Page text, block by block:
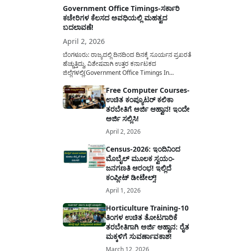
Government Office Timings-ಸರ್ಕಾರಿ
ಕಚೇರಿಗಳ ಕೆಲಸದ ಅವಧಿಯಲ್ಲಿ ಮಹತ್ವದ
ಬದಲಾವಣೆ!
April 2, 2026
ಬೆಂಗಳೂರು: ರಾಜ್ಯದಲ್ಲಿ ದಿನದಿಂದ ದಿನಕ್ಕೆ ಸೂರ್ಯನ ಪ್ರಖರತೆ
ಹೆಚ್ಚುತ್ತಿದ್ದು, ವಿಶೇಷವಾಗಿ ಉತ್ತರ ಕರ್ನಾಟಕದ
ಜಿಲ್ಲೆಗಳಲ್ಲಿ(Government Office Timings In
ಹಿನ್ನೆಲೆಯಲ್ಲಿ ಸರ್ಕಾರಿ ನೌಕರರ ಹಿತದೃಷ್ಟಿಯಿಂದ ಹಾಗೂ
ಸಾರ್ವಜನಿಕರ ಅನುಕೂಲಕ್ಕಾಗಿ ಕರ್ನಾಟಕ ಸರ್ಕಾರವು
ಮಹತ್ವದ ನಿರ್ಧಾರವೊಂದನ್ನು ಕೈಗೊಂಡಿದೆ. ಕಿತ್ತೂರು ಕರ್ನಾಟಕ
ಮತ್ತು ಕಲ್ಯಾಣ ಕರ್ನಾಟಕದ ಒಟ್ಟು 9 ಜಿಲ್ಲೆಗಳಲ್ಲಿ ಏಪ್ರಿಲ್...
Free Computer Courses-
ಉಚಿತ ಕಂಪ್ಯೂಟರ್ ಕಲಿಕಾ
ತರಬೇತಿಗೆ ಅರ್ಜಿ ಆಹ್ವಾನ! ಇಂದೇ
ಅರ್ಜಿ ಸಲ್ಲಿಸಿ!
April 2, 2026
Census-2026: ಇಂದಿನಿಂದ
ಮೊಬೈಲ್ ಮೂಲಕ ಸ್ವಯಂ-
ಜನಗಣತಿ ಆರಂಭ! ಇಲ್ಲಿದೆ
ಕಂಪ್ಲೀಟ್ ಡೀಟೇಲ್ಸ್!
April 1, 2026
Horticulture Training-10
ತಿಂಗಳ ಉಚಿತ ತೋಟಗಾರಿಕೆ
ತರಬೇತಿಗಾಗಿ ಅರ್ಜಿ ಆಹ್ವಾನ: ರೈತ
ಮಕ್ಕಳಿಗೆ ಸುವರ್ಣಾವಕಾಶ!